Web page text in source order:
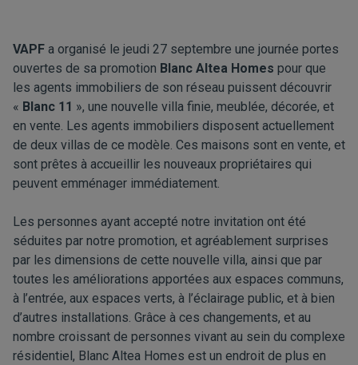
VAPF a organisé le jeudi 27 septembre une journée portes
ouvertes de sa promotion Blanc Altea Homes pour que
les agents immobiliers de son réseau puissent découvrir
« Blanc 11 », une nouvelle villa finie, meublée, décorée, et
en vente. Les agents immobiliers disposent actuellement
de deux villas de ce modèle. Ces maisons sont en vente, et
sont prêtes à accueillir les nouveaux propriétaires qui
peuvent emménager immédiatement.
Les personnes ayant accepté notre invitation ont été
séduites par notre promotion, et agréablement surprises
par les dimensions de cette nouvelle villa, ainsi que par
toutes les améliorations apportées aux espaces communs,
à l’entrée, aux espaces verts, à l’éclairage public, et à bien
d’autres installations. Grâce à ces changements, et au
nombre croissant de personnes vivant au sein du complexe
résidentiel, Blanc Altea Homes est un endroit de plus en